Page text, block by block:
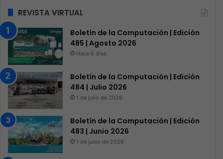
REVISTA VIRTUAL
Boletín de la Computación | Edición
485 | Agosto 2026
Hace 6 días
Boletín de la Computación | Edición
484 | Julio 2026
1 de julio de 2026
Boletín de la Computación | Edición
483 | Junio 2026
1 de junio de 2026